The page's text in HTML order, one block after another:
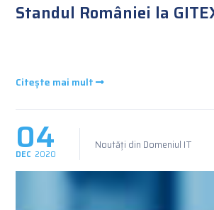
Standul României la
Citește mai mult
04
DEC 2020
Noutăți din Domeniul IT